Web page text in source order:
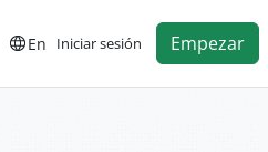
En Iniciar sesión Empezar